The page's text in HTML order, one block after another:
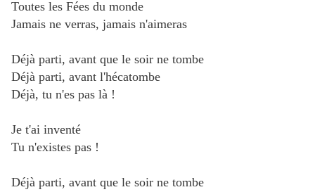
Toutes les Fées du monde
Jamais ne verras, jamais n'aimeras
Déjà parti, avant que le soir ne tombe
Déjà parti, avant l'hécatombe
Déjà, tu n'es pas là !
Je t'ai inventé
Tu n'existes pas !
Déjà parti, avant que le soir ne tombe